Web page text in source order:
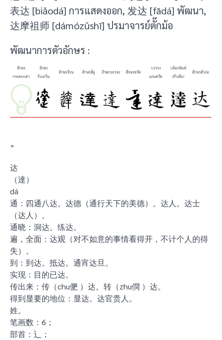
表达 [biǎodá] การแสดงออก, 发达 [fādá] พัฒนา,
达摩祖师 [dámózǔshī] ปรมาจารย์ตั๊กม้อ
พัฒนาการตัวอักษร :
”
达
（達）
dá
通：四通八达。达德（通行天下的美德）。达人。达士
（达人）。
通晓：洞达。练达。
遍，全面：达观（对不如意的事情看得开，不计个人的得
失）。
到：到达。抵达。通宵达旦。
实现：目的已达。
传出来：传（chu俷 ）达。转（zhu僴 ）达。
得到显要的地位：显达。达官贵人。
姓。
笔画数：6；
部首：辶；